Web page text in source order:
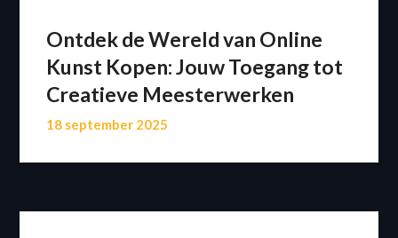
Ontdek de Wereld van Online
Kunst Kopen: Jouw Toegang tot
Creatieve Meesterwerken
18 september 2025